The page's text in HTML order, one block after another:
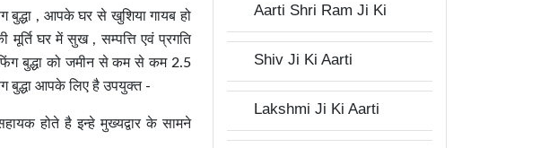
, आपके घर से खुशिया गायब हो
घर में सुख , सम्पत्ति एवं प्रगति
बुद्धा को जमीन से कम से कम 2.5
बुद्धा आपके लिए है उपयुक्त -
होते है इन्हे मुख्यद्वार के सामने
Aarti Shri Ram Ji Ki
Shiv Ji Ki Aarti
Lakshmi Ji Ki Aarti